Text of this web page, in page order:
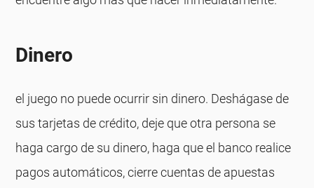
Dinero
el juego no puede ocurrir sin dinero. Deshágase de
sus tarjetas de crédito, deje que otra persona se
haga cargo de su dinero, haga que el banco realice
pagos automáticos, cierre cuentas de apuestas